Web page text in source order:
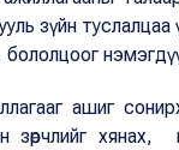
зүйн туслалцаа
бололцоог
ашиг
зөрчлийг